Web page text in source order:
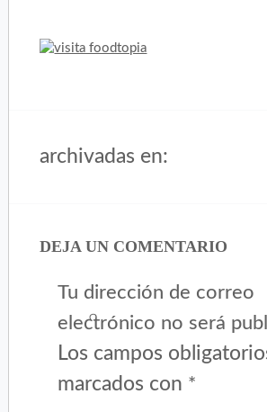
archivadas en:
DEJA UN COMENTARIO
Tu dirección de correo
electrónico no será
Los campos
marcados con *